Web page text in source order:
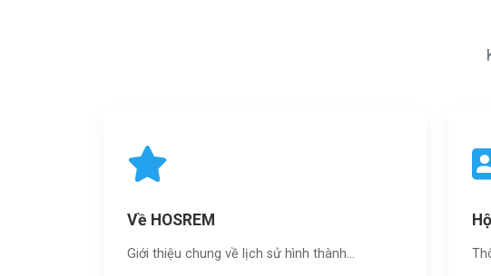
Về HOSREM
Giới thiệu chung về lịch sử hình thành...